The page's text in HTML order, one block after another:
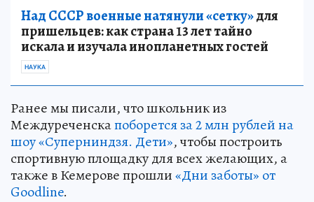
Над СССР военные натянули «сетку»для
пришельцев: как страна 13 лет тайно
искала и изучала инопланетных гостей
НАУКА
Ранее мы писали, что школьник из
Междуреченскапоборется за 2 млн рублей на
шоу «Суперниндзя. Дети», чтобы построить
спортивную площадку для всех желающих, а
также в Кемерове прошли«Дни заботы» от
Goodline.